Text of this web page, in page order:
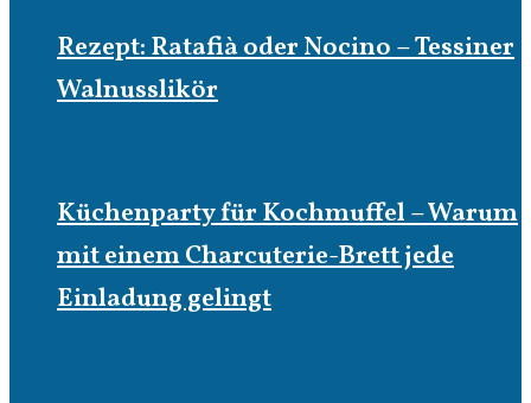
Rezept: Ratafià oder Nocino – Tessiner
Walnusslikör
Küchenparty für Kochmuffel – Warum
mit einem Charcuterie-Brett jede
Einladung gelingt